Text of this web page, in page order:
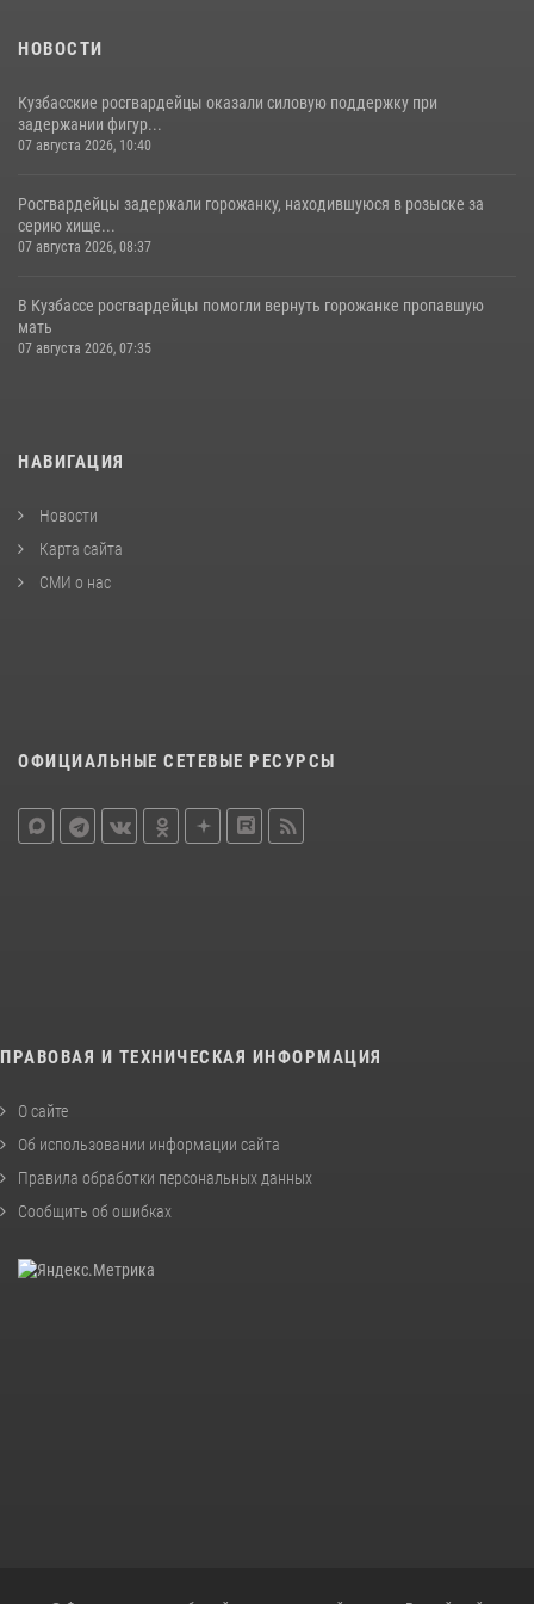
НОВОСТИ
Кузбасские росгвардейцы оказали силовую поддержку при
задержании фигур...
07 августа 2026, 10:40
Росгвардейцы задержали горожанку, находившуюся в розыске за
серию хище...
07 августа 2026, 08:37
В Кузбассе росгвардейцы помогли вернуть горожанке пропавшую
мать
07 августа 2026, 07:35
НАВИГАЦИЯ
Новости
Карта сайта
СМИ о нас
ОФИЦИАЛЬНЫЕ СЕТЕВЫЕ РЕСУРСЫ
ПРАВОВАЯ И ТЕХНИЧЕСКАЯ ИНФОРМАЦИЯ
О сайте
Об использовании информации сайта
Правила обработки персональных данных
Сообщить об ошибках